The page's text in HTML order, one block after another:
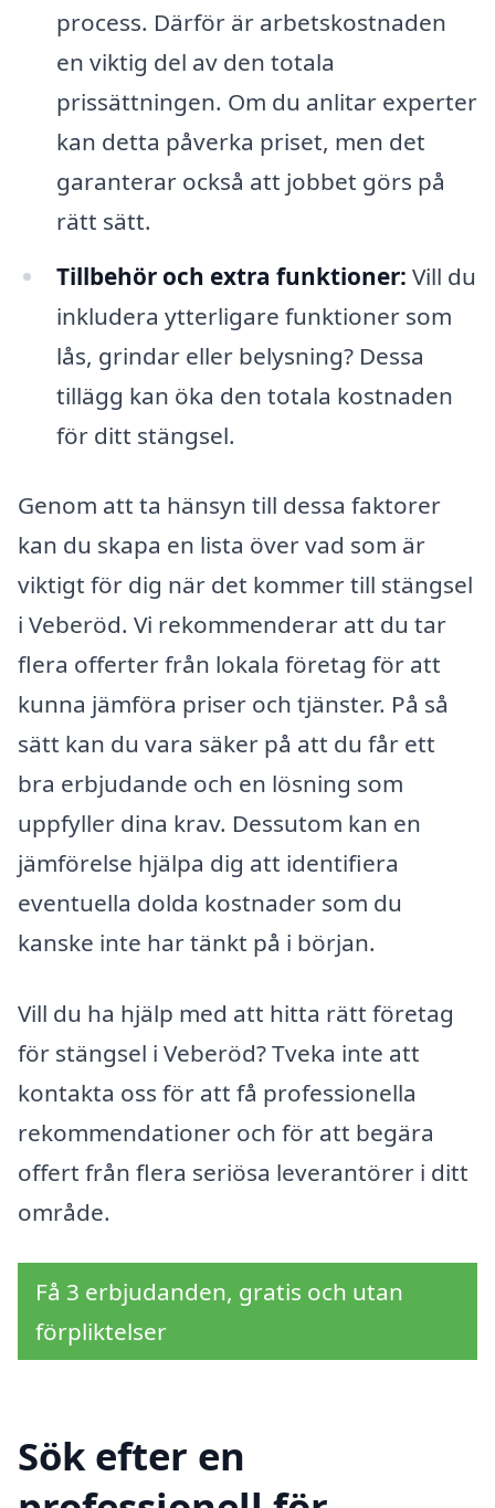
process. Därför är arbetskostnaden
en viktig del av den totala
prissättningen. Om du anlitar experter
kan detta påverka priset, men det
garanterar också att jobbet görs på
rätt sätt.
Tillbehör och extra funktioner: Vill du
inkludera ytterligare funktioner som
lås, grindar eller belysning? Dessa
tillägg kan öka den totala kostnaden
för ditt stängsel.
Genom att ta hänsyn till dessa faktorer
kan du skapa en lista över vad som är
viktigt för dig när det kommer till stängsel
i Veberöd. Vi rekommenderar att du tar
flera offerter från lokala företag för att
kunna jämföra priser och tjänster. På så
sätt kan du vara säker på att du får ett
bra erbjudande och en lösning som
uppfyller dina krav. Dessutom kan en
jämförelse hjälpa dig att identifiera
eventuella dolda kostnader som du
kanske inte har tänkt på i början.
Vill du ha hjälp med att hitta rätt företag
för stängsel i Veberöd? Tveka inte att
kontakta oss för att få professionella
rekommendationer och för att begära
offert från flera seriösa leverantörer i ditt
område.
Få 3 erbjudanden, gratis och utan
förpliktelser
Sök efter en